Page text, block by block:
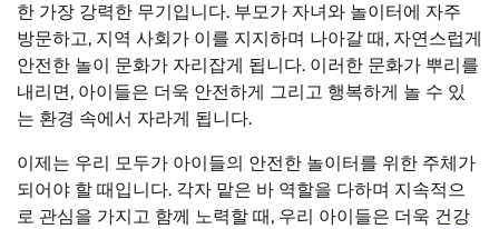
한 가장 강력한 무기입니다. 부모가 자녀와 놀이터에 자주
방문하고, 지역 사회가 이를 지지하며 나아갈 때, 자연스럽게
안전한 놀이 문화가 자리잡게 됩니다. 이러한 문화가 뿌리를
내리면, 아이들은 더욱 안전하게 그리고 행복하게 놀 수 있
는 환경 속에서 자라게 됩니다.
이제는 우리 모두가 아이들의 안전한 놀이터를 위한 주체가
되어야 할 때입니다. 각자 맡은 바 역할을 다하며 지속적으
로 관심을 가지고 함께 노력할 때, 우리 아이들은 더욱 건강